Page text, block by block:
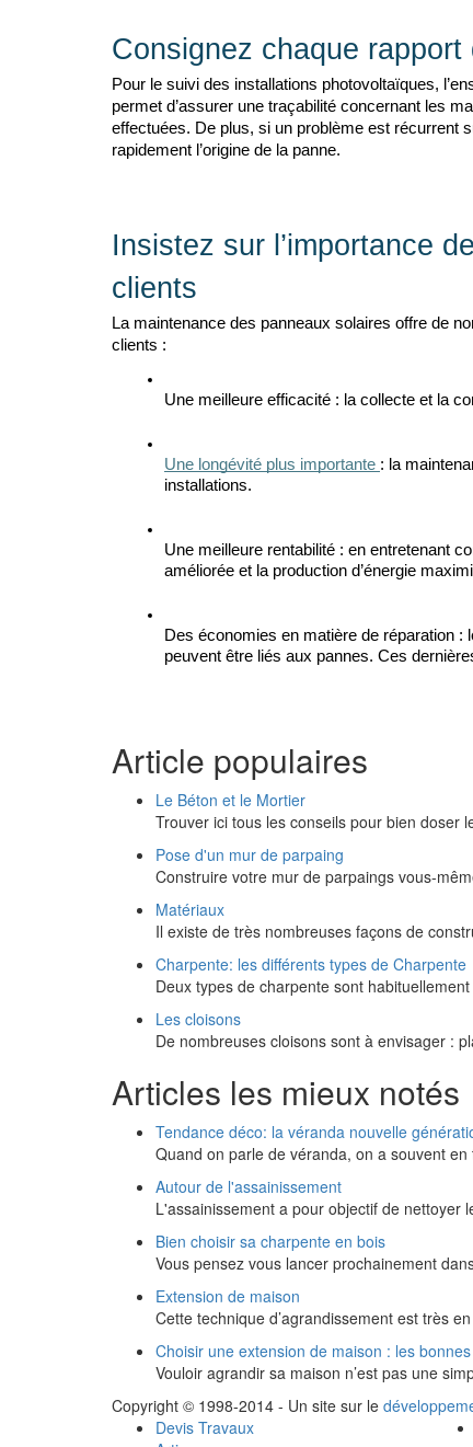
Consignez chaque rapport
Pour le suivi des installations photovoltaïques,
permet d’assurer une traçabilité concernant les
effectuées. De plus, si un problème est récurrent
rapidement l’origine de la panne.
Insistez sur l’importance
clients
La maintenance des panneaux solaires offre de
clients :
Une meilleure efficacité : la collecte et la
Une longévité plus importante : la
installations.
Une meilleure rentabilité : en entretenant
améliorée et la production d’énergie
Des économies en matière de réparation
peuvent être liés aux pannes. Ces
Article populaires
Le Béton et le Mortier
Trouver ici tous les conseils pour bien doser
Pose d'un mur de parpaing
Construire votre mur de parpaings vous-
Matériaux
Il existe de très nombreuses façons de
Charpente: les différents types de Charpente
Deux types de charpente sont
Les cloisons
De nombreuses cloisons sont à envisager :
Articles les mieux notés
Tendance déco: la véranda nouvelle
Quand on parle de véranda, on a souvent
Autour de l'assainissement
L'assainissement a pour objectif de
Bien choisir sa charpente en bois
Vous pensez vous lancer prochainement
Extension de maison
Cette technique d’agrandissement est très
Choisir une extension de maison : les
Vouloir agrandir sa maison n’est pas une
Copyright © 1998-2014 - Un site sur le
Devis Travaux